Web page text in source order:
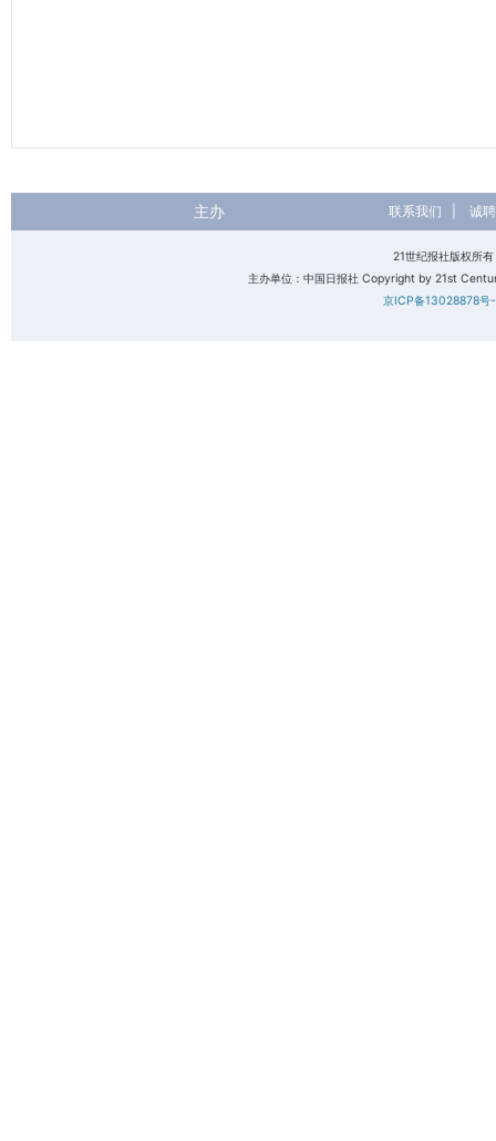
主办 联系我们 诚
21世纪报社版权所
主办单位：中国日报社 Copyright by 21st
京ICP备13028878号